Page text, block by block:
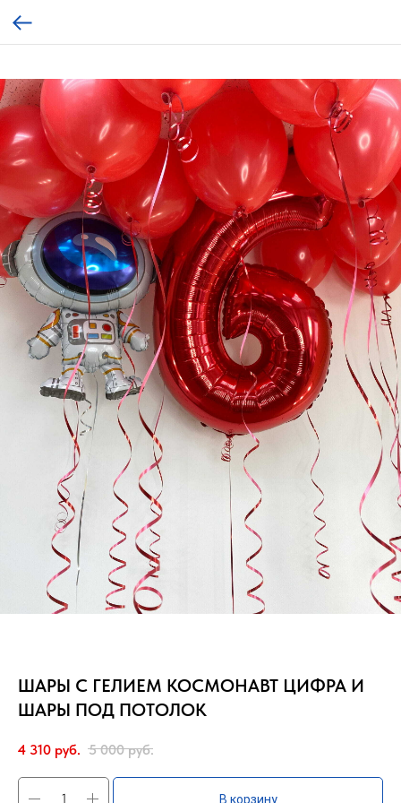
ШАРЫ С ГЕЛИЕМ КОСМОНАВТ ЦИФРА И
ШАРЫ ПОД ПОТОЛОК
4 310 руб. 5 000 руб.
В корзину